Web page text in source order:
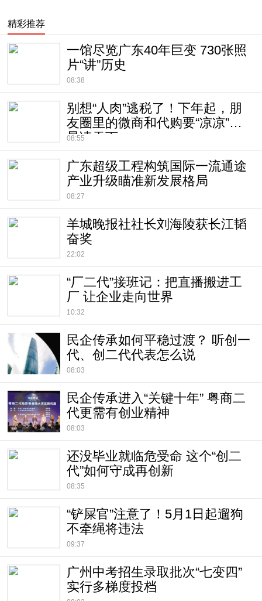
精彩推荐
一馆尽览广东40年巨变 730张照
片“讲”历史
08:38
别想“人肉”逃税了！下年起，朋
友圈里的微商和代购要“凉凉”？|
晨读天下
08:55
广东超级工程构筑国际一流通途
产业升级瞄准新发展格局
08:27
羊城晚报社社长刘海陵获长江韬
奋奖
22:02
“厂二代”接班记：把直播搬进工
厂 让企业走向世界
10:32
民企传承如何平稳过渡？ 听创一
代、创二代代表怎么说
08:03
民企传承进入“关键十年” 粤商二
代更需有创业精神
08:03
还没毕业就临危受命 这个“创二
代”如何守成再创新
08:35
“铲屎官”注意了！5月1日起遛狗
不牵绳将违法
09:37
广州中考招生录取批次“七变四”
实行多梯度投档